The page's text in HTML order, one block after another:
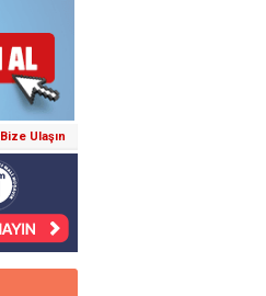
Bize Ulaşın